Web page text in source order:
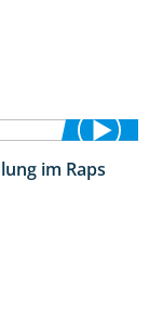
1:17
im Raps